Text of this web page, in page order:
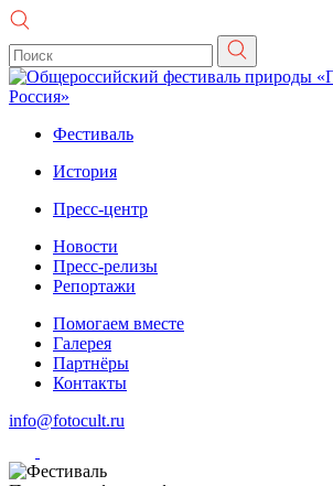
Фестиваль
История
Пресс-центр
Новости
Пресс-релизы
Репортажи
Помогаем вместе
Галерея
Партнёры
Контакты
info@fotocult.ru